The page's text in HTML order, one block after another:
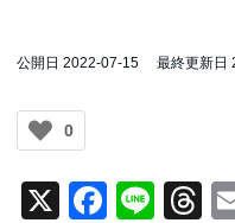
公開日 2022-07-15 最終更新日
0
X Line